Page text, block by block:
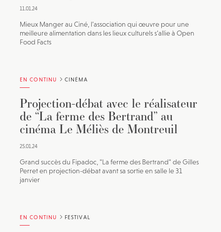
11.01.24
Mieux Manger au Ciné, l’association qui œuvre pour une
meilleure alimentation dans les lieux culturels s’allie à Open
Food Facts
EN CONTINU CINÉMA
Projection-débat avec le réalisateur
de “La ferme des Bertrand” au
cinéma Le Méliès de Montreuil
25.01.24
Grand succès du Fipadoc, "La ferme des Bertrand" de Gilles
Perret en projection-débat avant sa sortie en salle le 31
janvier
EN CONTINU FESTIVAL